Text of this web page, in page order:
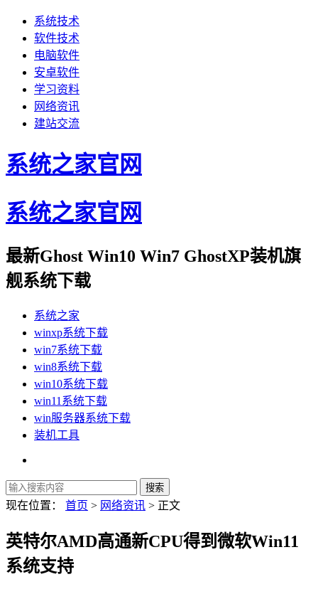
系统技术
软件技术
电脑软件
安卓软件
学习资料
网络资讯
建站交流
系统之家官网
系统之家官网
最新Ghost Win10 Win7 GhostXP装机旗
舰系统下载
系统之家
winxp系统下载
win7系统下载
win8系统下载
win10系统下载
win11系统下载
win服务器系统下载
装机工具
现在位置： 首页 > 网络资讯 > 正文
英特尔AMD高通新CPU得到微软Win11
系统支持